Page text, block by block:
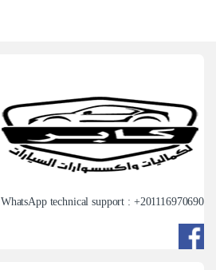
WhatsApp technical support : +201116970690